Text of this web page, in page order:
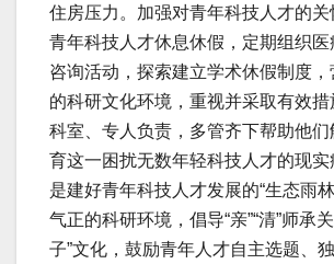
住房压力。加强对青年科技人才的
青年科技人才休息休假，定期组织
咨询活动，探索建立学术休假制度
的科研文化环境，重视并采取有效措
科室、专人负责，多管齐下帮助他
育这一困扰无数年轻科技人才的现
是建好青年科技人才发展的“生态雨
气正的科研环境，倡导“亲”“清”师承
子”文化，鼓励青年人才自主选题、